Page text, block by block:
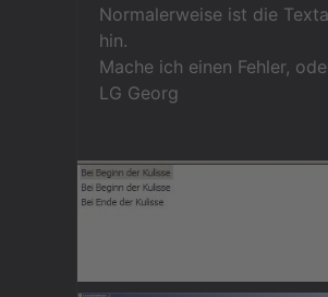
Normalerweise ist die
hin.
Mache ich einen Fehler,
LG Georg